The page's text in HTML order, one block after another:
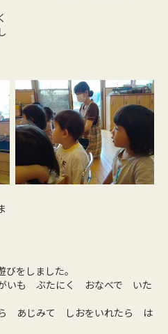
をしました。
いも ぶたにく おなべで いた
あじみて しおをいれたら は